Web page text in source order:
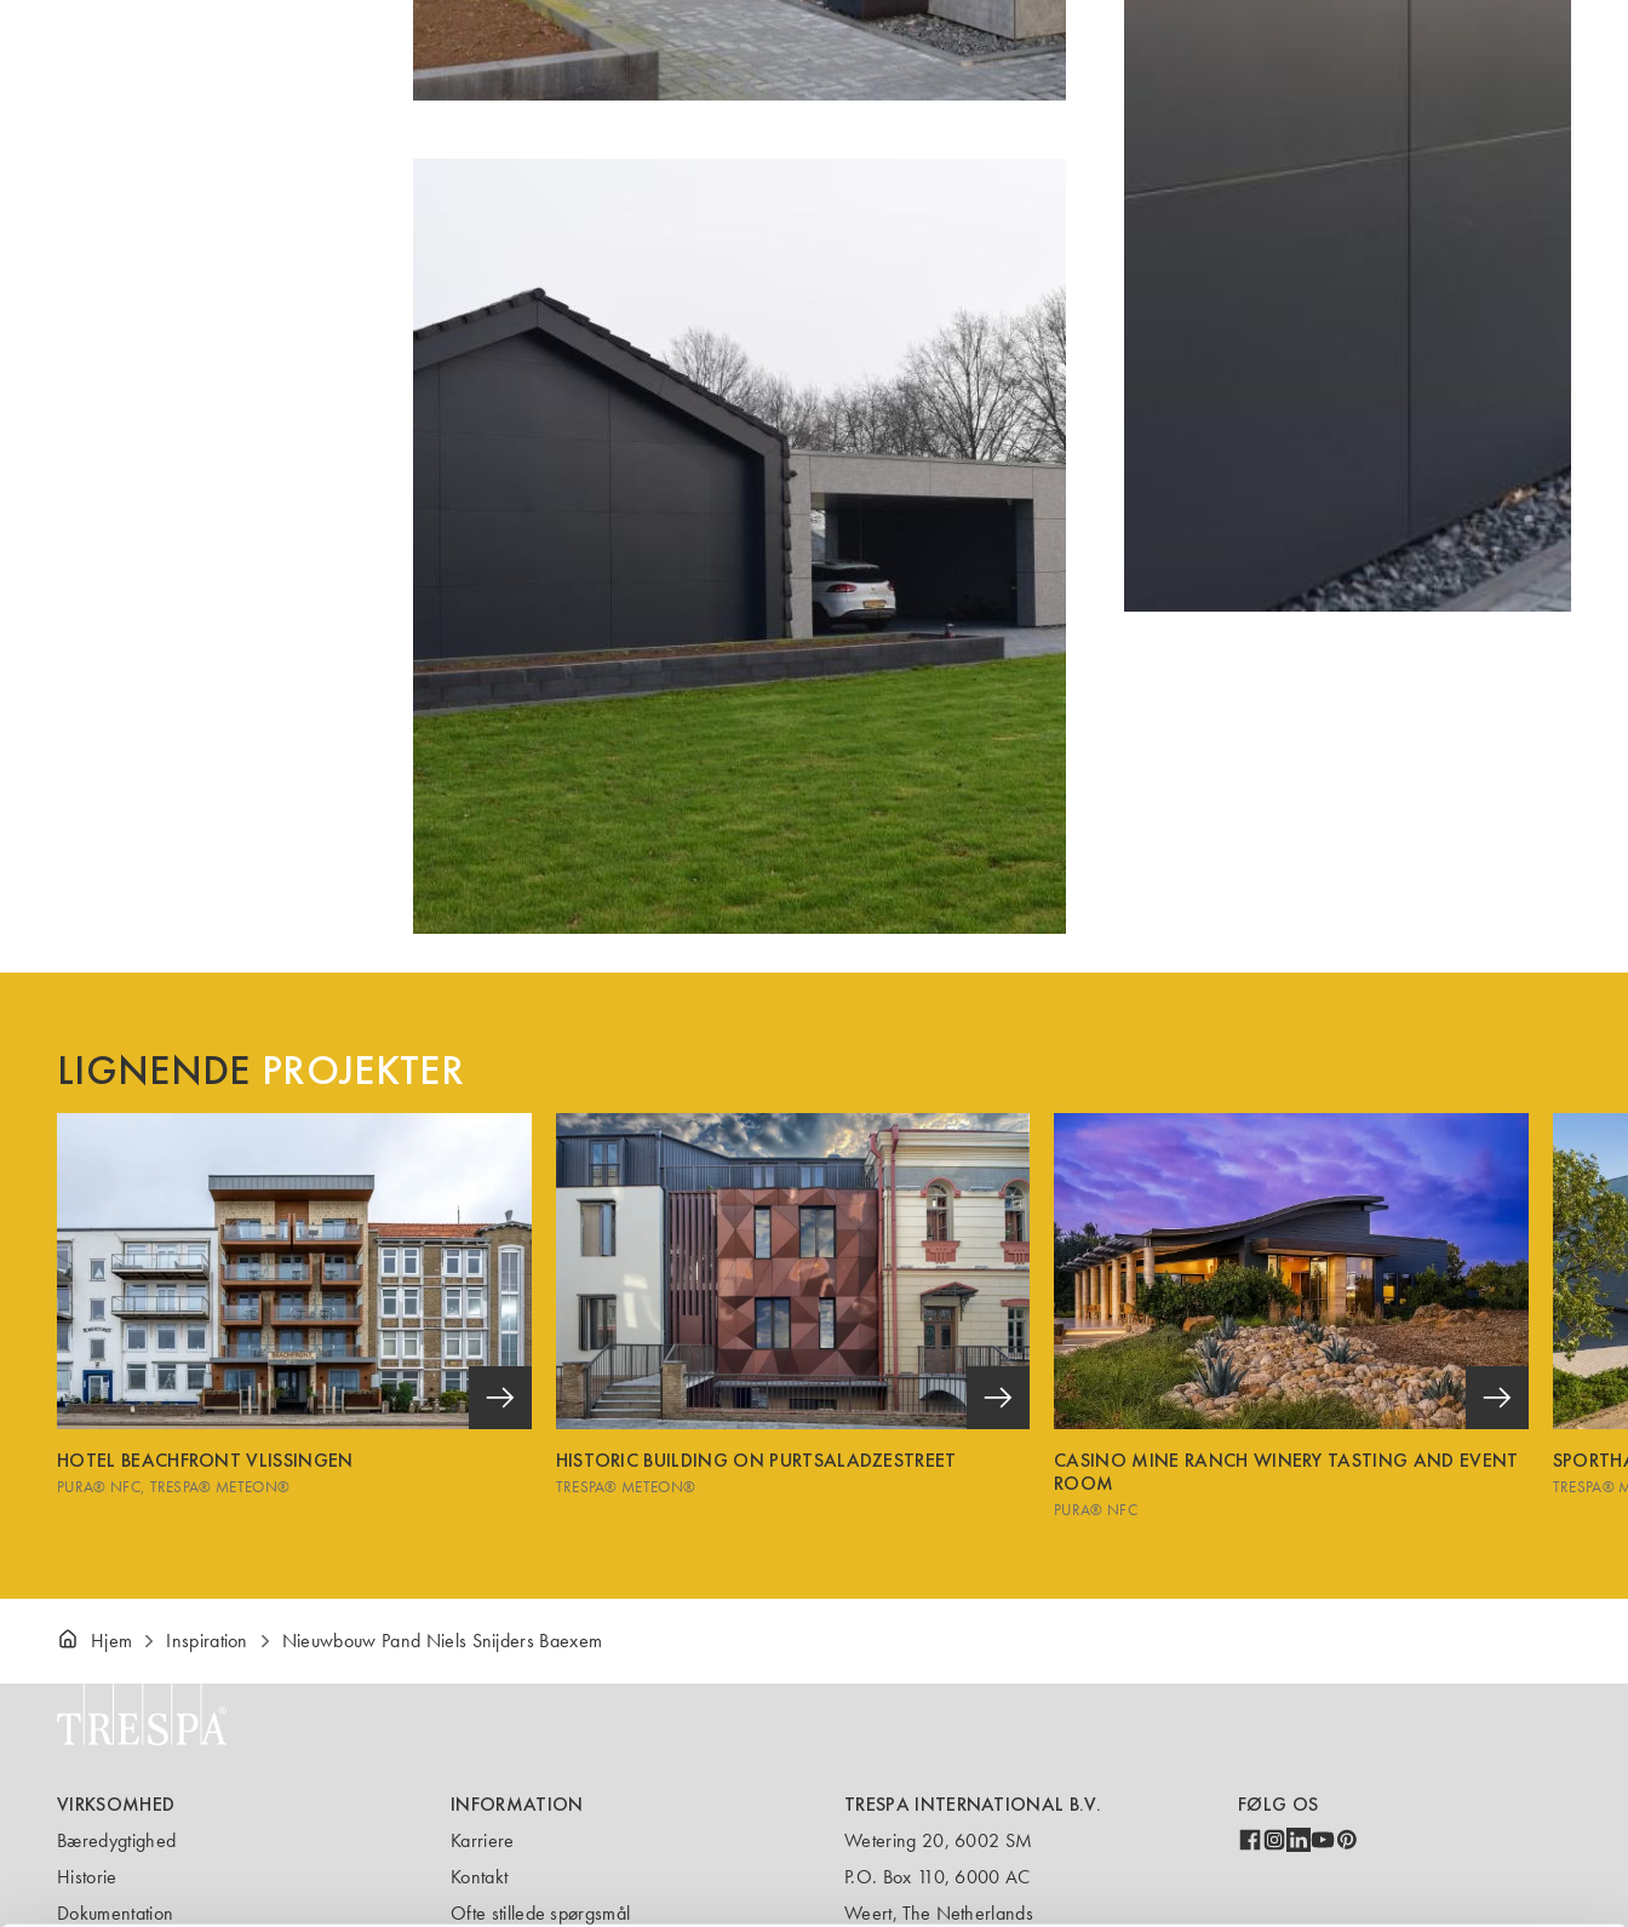
LIGNENDE PROJEKTER
HOTEL BEACHFRONT VLISSINGEN
PURA® NFC TRESPA® METEON®
HISTORIC BUILDING ON PURTSALADZESTREET
TRESPA® METEON®
CASINO MINE RANCH WINERY TASTING AND EVENT
ROOM
PURA® NFC
TRESPA®
Hjem Inspiration Nieuwbouw Pand Niels Snijders Baexem
FØLG OS
VIRKSOMHED
Bæredygtighed
Historie
Dokumentation
INFORMATION
Karriere
Kontakt
Ofte stillede spørgsmål
TRESPA INTERNATIONAL B.V.
Wetering 20, 6002 SM
P.O. Box 110, 6000 AC
Weert, The Netherlands